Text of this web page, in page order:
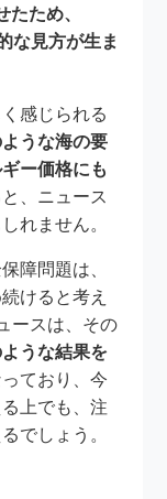
たため、
な見方が生ま
感じられる
うな海の要
ー価格にも
、ニュース
れません。
障問題は、
けると考え
ースは、その
うな結果を
ており、今
上でも、注
でしょう。